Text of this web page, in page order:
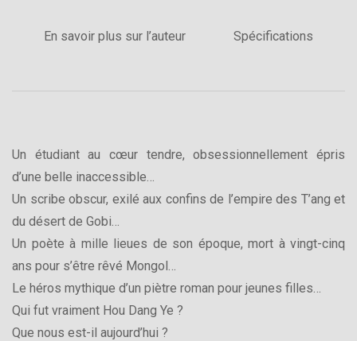
En savoir plus sur l’auteur Spécifications
Un étudiant au cœur tendre, obsessionnellement épris
d’une belle inaccessible…
Un scribe obscur, exilé aux confins de l’empire des T’ang et
du désert de Gobi…
Un poète à mille lieues de son époque, mort à vingt-cinq
ans pour s’être rêvé Mongol…
Le héros mythique d’un piètre roman pour jeunes filles…
Qui fut vraiment Hou Dang Ye ?
Que nous est-il aujourd’hui ?